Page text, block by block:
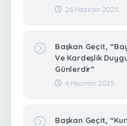
26 Haziran 2025
Başkan Geçit,
Ve Kardeşlik
Günlerdir”
6 Haziran 2025
Başkan Geçit,